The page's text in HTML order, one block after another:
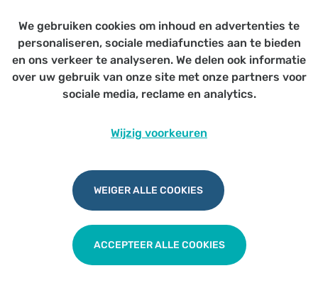
Page not yet published
We gebruiken cookies om inhoud en advertenties te
personaliseren, sociale mediafuncties aan te bieden
en ons verkeer te analyseren. We delen ook informatie
over uw gebruik van onze site met onze partners voor
sociale media, reclame en analytics.
Wijzig voorkeuren
WEIGER ALLE COOKIES
ACCEPTEER ALLE COOKIES
Privacy|Cookies|Disclaimer
Udesite